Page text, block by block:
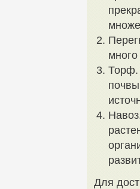
Торф.
Для